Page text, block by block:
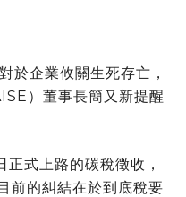
於企業攸關生死存亡，
）董事長簡又新提醒
式上路的碳稅徵收，
前的糾結在於到底稅要